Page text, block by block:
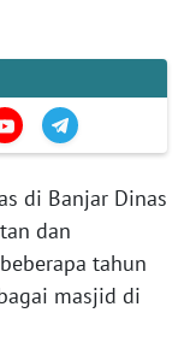
di Banjar Dinas
dan
tahun
masjid di